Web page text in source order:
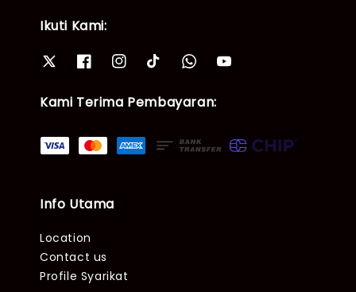
Ikuti Kami:
Kami Terima Pembayaran:
Info Utama
Location
Contact us
Profile Syarikat